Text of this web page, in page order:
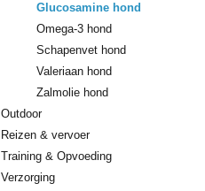
Glucosamine hond
Omega-3 hond
Schapenvet hond
Valeriaan hond
Zalmolie hond
Outdoor
Reizen & vervoer
Training & Opvoeding
Verzorging